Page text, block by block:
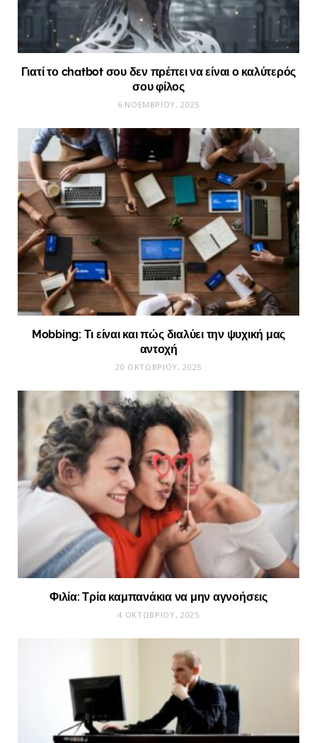
Γιατί το chatbot σου δεν πρέπει να είναι ο καλύτερός
σου φίλος
6 ΝΟΕΜΒΡΊΟΥ, 2025
Mobbing: Τι είναι και πώς διαλύει την ψυχική μας
αντοχή
20 ΟΚΤΩΒΡΊΟΥ, 2025
Φιλία: Τρία καμπανάκια να μην αγνοήσεις
4 ΟΚΤΩΒΡΊΟΥ, 2025